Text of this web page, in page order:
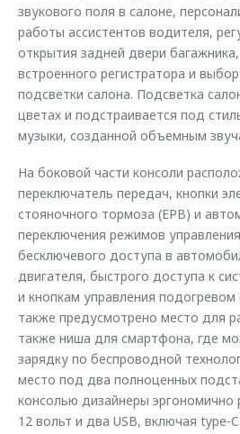
звукового поля в салоне,
работы ассистентов водителя,
открытия задней двери
встроенного регистратора и
подсветки салона. Подсветка
цветах и подстраивается под
музыки, созданной объемным
На боковой части консоли
переключатель передач, кнопки
стояночного тормоза (EPB) и
переключения режимов
бесключевого доступа в
двигателя, быстрого доступа к
и кнопкам управления
также предусмотрено место для
также ниша для смартфона, где
зарядку по беспроводной
место под два полноценных
консолью дизайнеры эргономично
12 вольт и два USB, включая type-C.